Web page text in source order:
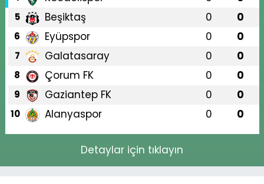
5 Beşiktaş 0 0
6 Eyüpspor 0 0
7 Galatasaray 0 0
8 Çorum FK 0 0
9 Gaziantep FK 0 0
10 Alanyaspor 0 0
Detaylar için tıklayın